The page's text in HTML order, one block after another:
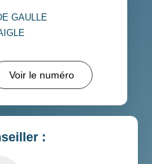
GAULLE
Voir le numéro
: